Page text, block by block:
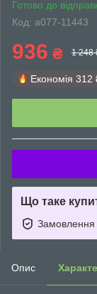
Готово до
Код: а077-11443
936 ₴ 1 248
Економія 312
Що таке
Замовлення
Опис